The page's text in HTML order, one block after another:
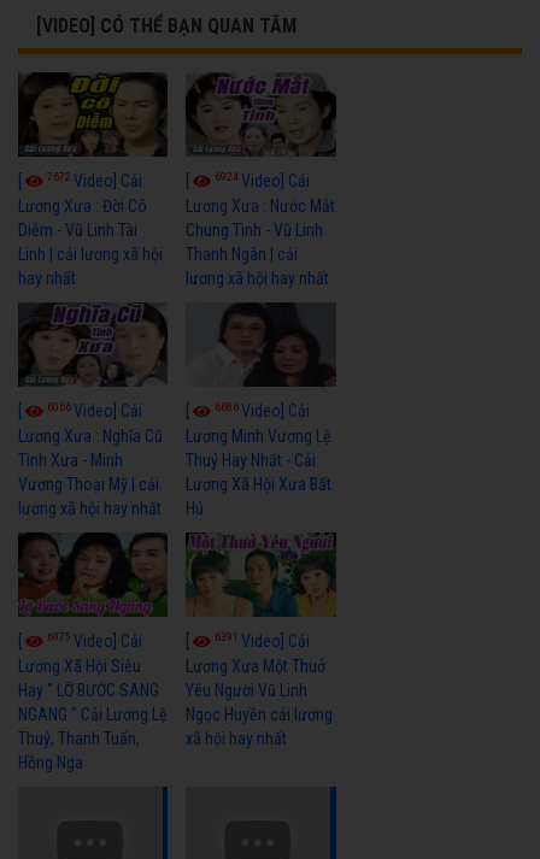
[VIDEO] CÓ THỂ BẠN QUAN TÂM
7672 Video] Cải
Lương Xưa : Đời Cô
Diễm - Vũ Linh Tài
Linh | cải lương xã hội
hay nhất
6924Video] Cải
Lương Xưa : Nước Mắt
Chung Tình - Vũ Linh
Thanh Ngân | cải
lương xã hội hay nhất
6066Video] Cải
Lương Xưa : Nghĩa Cũ
Tình Xưa - Minh
Vương Thoại Mỹ | cải
lương xã hội hay nhất
6686Video] Cải
Lương Minh Vương Lệ
Thuỷ Hay Nhất - Cải
Lương Xã Hội Xưa Bất
Hủ
6975 Video] Cải
Lương Xã Hội Siêu
Hay " LỠ BƯỚC SANG
NGANG " Cải Lương Lệ
Thuỷ, Thanh Tuấn,
Hồng Nga
6391Video] Cải
Lương Xưa Một Thuở
Yêu Người Vũ Linh
Ngọc Huyền cải lương
xã hội hay nhất